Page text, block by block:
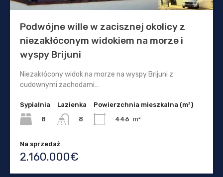
Podwójne wille w zacisznej okolicy z
niezakłóconym widokiem na morze i
wyspy Brijuni
Niezakłócony widok na morze na wyspy Brijuni z
cudownymi zachodami…
Sypialnia
8
Lazienka
8
Powierzchnia mieszkalna (m²)
446 m²
Na sprzedaż
2.160.000€